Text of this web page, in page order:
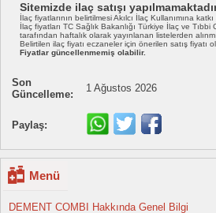
Sitemizde ilaç satışı
İlaç fiyatlarının belirtilmesi Akılcı İlaç Kullanımına katkı
İlaç fiyatları TC Sağlık Bakanlığı Türkiye İlaç ve
tarafından haftalık olarak yayınlanan listelerden
Belirtilen ilaç fiyatı eczaneler için önerilen satış fiyatı
Fiyatlar güncellenmemiş olabilir.
Son
Güncelleme:
1 Ağustos 2026
Paylaş:
Menü
DEMENT COMBI Hakkında Genel Bilgi